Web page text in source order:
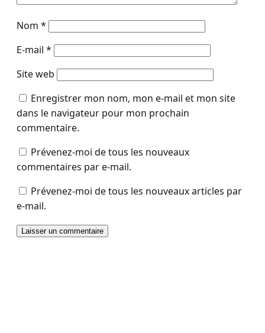
Nom *
E-mail *
Site web
Enregistrer mon nom, mon e-mail et mon site
dans le navigateur pour mon prochain
commentaire.
Prévenez-moi de tous les nouveaux
commentaires par e-mail.
Prévenez-moi de tous les nouveaux articles par
e-mail.